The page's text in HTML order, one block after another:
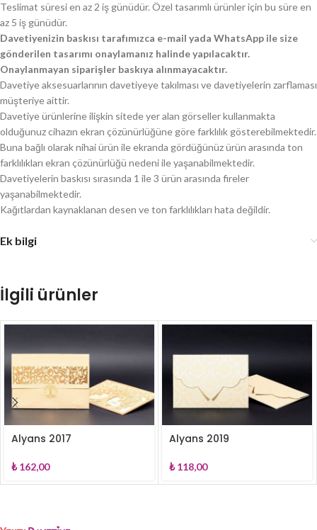
Teslimat süresi en az 2 iş günüdür. Özel tasarımlı ürünler için bu süre en
az 5 iş günüdür.
Davetiyenizin baskısı tarafımızca e-mail yada WhatsApp ile size
gönderilen tasarımı onaylamanız halinde yapılacaktır.
Onaylanmayan siparişler baskıya alınmayacaktır.
Davetiye aksesuarlarının davetiyeye takılması ve davetiyelerin zarflaması
müşteriye aittir.
Davetiye ürünlerine ilişkin sitede yer alan görseller kullanmakta
olduğunuz cihazın ekran çözünürlüğüne göre farklılık gösterebilmektedir.
Buna bağlı olarak nihai ürün ile ekranda gördüğünüz ürün arasında ton
farklılıkları ekran çözünürlüğü nedeni ile yaşanabilmektedir.
Davetiyelerin baskısı sırasında 1 ile 3 ürün arasında fireler
yaşanabilmektedir.
Kağıtlardan kaynaklanan desen ve ton farklılıkları hata değildir.
Ek bilgi
İlgili ürünler
Alyans 2017
₺162,00
Alyans 2019
₺118,00